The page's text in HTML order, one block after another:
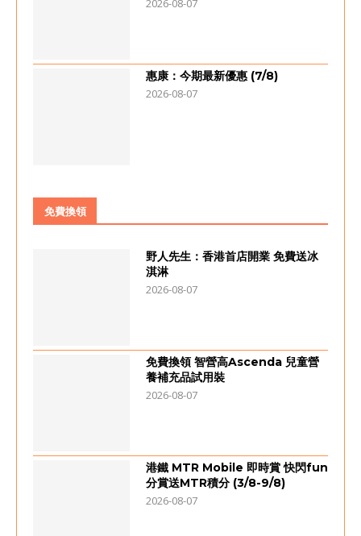
2026-08-07
惠康：今期最新優惠 (7/8)
2026-08-07
免費換領
野人先生：香港首店開業 免費送冰
淇淋
2026-08-07
免費換領 智營高Ascenda 兒童營
養補充品試用裝
2026-08-07
港鐵 MTR Mobile 即時賞 快閃fun
分賞送MTR積分 (3/8-9/8)
2026-08-07